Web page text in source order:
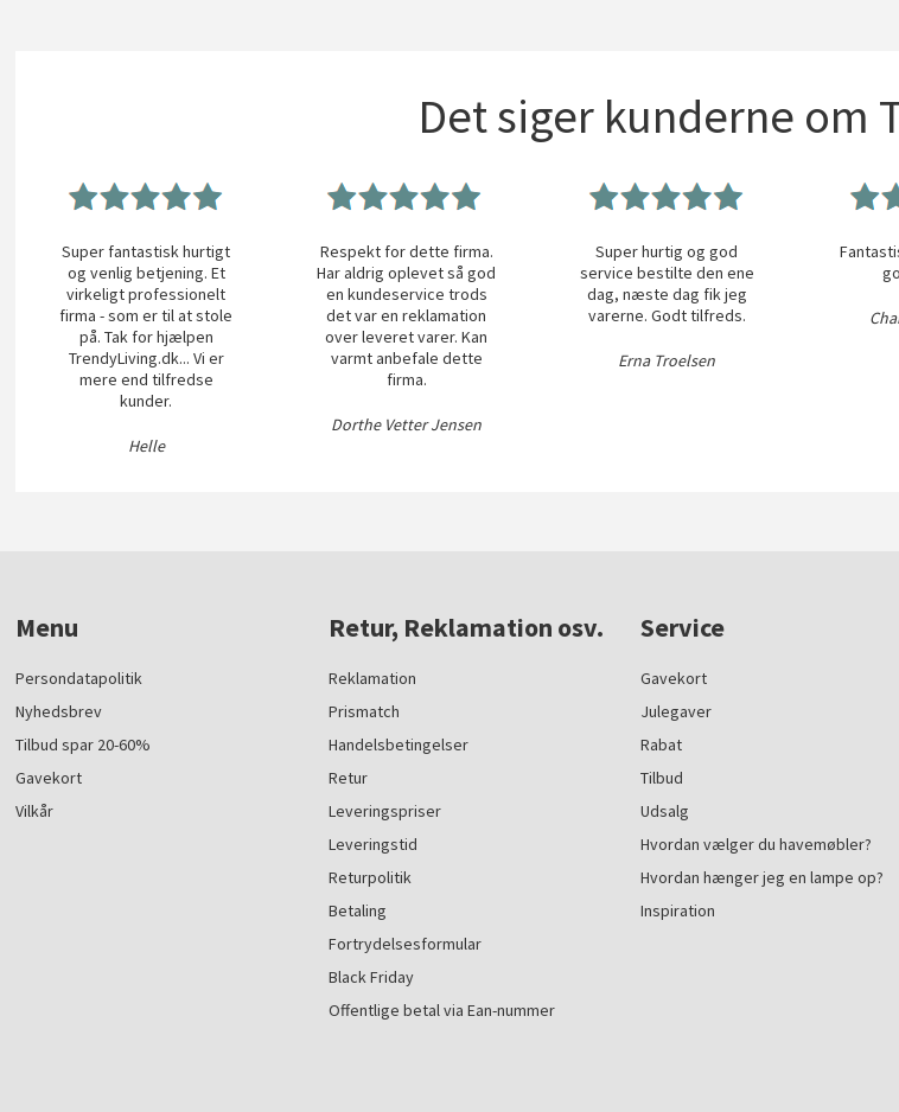
Det siger kunderne om
Super fantastisk hurtigt
og venlig betjening. Et
virkeligt professionelt
firma - som er til at stole
på. Tak for hjælpen
TrendyLiving.dk... Vi er
mere end tilfredse
kunder.
Helle
Respekt for dette firma.
Har aldrig oplevet så god
en kundeservice trods
det var en reklamation
over leveret varer. Kan
varmt anbefale dette
firma.
Dorthe Vetter Jensen
Super hurtig og god
service bestilte den ene
dag, næste dag fik jeg
varerne. Godt tilfreds.
Erna Troelsen
Menu
Persondatapolitik
Nyhedsbrev
Tilbud spar 20-60%
Gavekort
Vilkår
Retur, Reklamation osv.
Reklamation
Prismatch
Handelsbetingelser
Retur
Leveringspriser
Leveringstid
Returpolitik
Betaling
Fortrydelsesformular
Black Friday
Offentlige betal via Ean-nummer
Service
Gavekort
Julegaver
Rabat
Tilbud
Udsalg
Hvordan vælger du havemøbler?
Hvordan hænger jeg en lampe op?
Inspiration